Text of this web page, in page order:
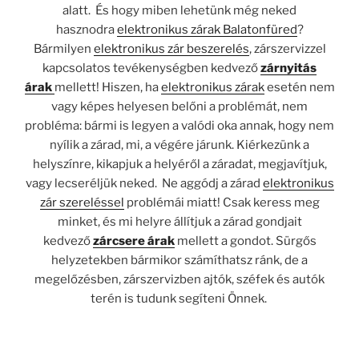
alatt. És hogy miben lehetünk még neked
hasznodraelektronikus zárak Balatonfüred?
Bármilyen elektronikus zár beszerelés, zárszervizzel
kapcsolatos tevékenységben kedvezőzárnyitás
árak mellett! Hiszen, haelektronikus zárakesetén nem
vagy képes helyesen belőni a problémát, nem
probléma: bármi is legyen a valódi oka annak, hogy nem
nyílik a zárad, mi, a végére járunk. Kiérkezünk a
helyszínre, kikapjuk a helyéről a záradat, megjavítjuk,
vagy lecseréljük neked. Ne aggódj a zárad elektronikus
zár szereléssel problémái miatt! Csak keress meg
minket, és mi helyre állítjuk a zárad gondjait
kedvezőzárcsere árakmellett a gondot. Sürgős
helyzetekben bármikor számíthatsz ránk, de a
megelőzésben, zárszervizben ajtók, széfek és autók
terén is tudunk segíteni Önnek.